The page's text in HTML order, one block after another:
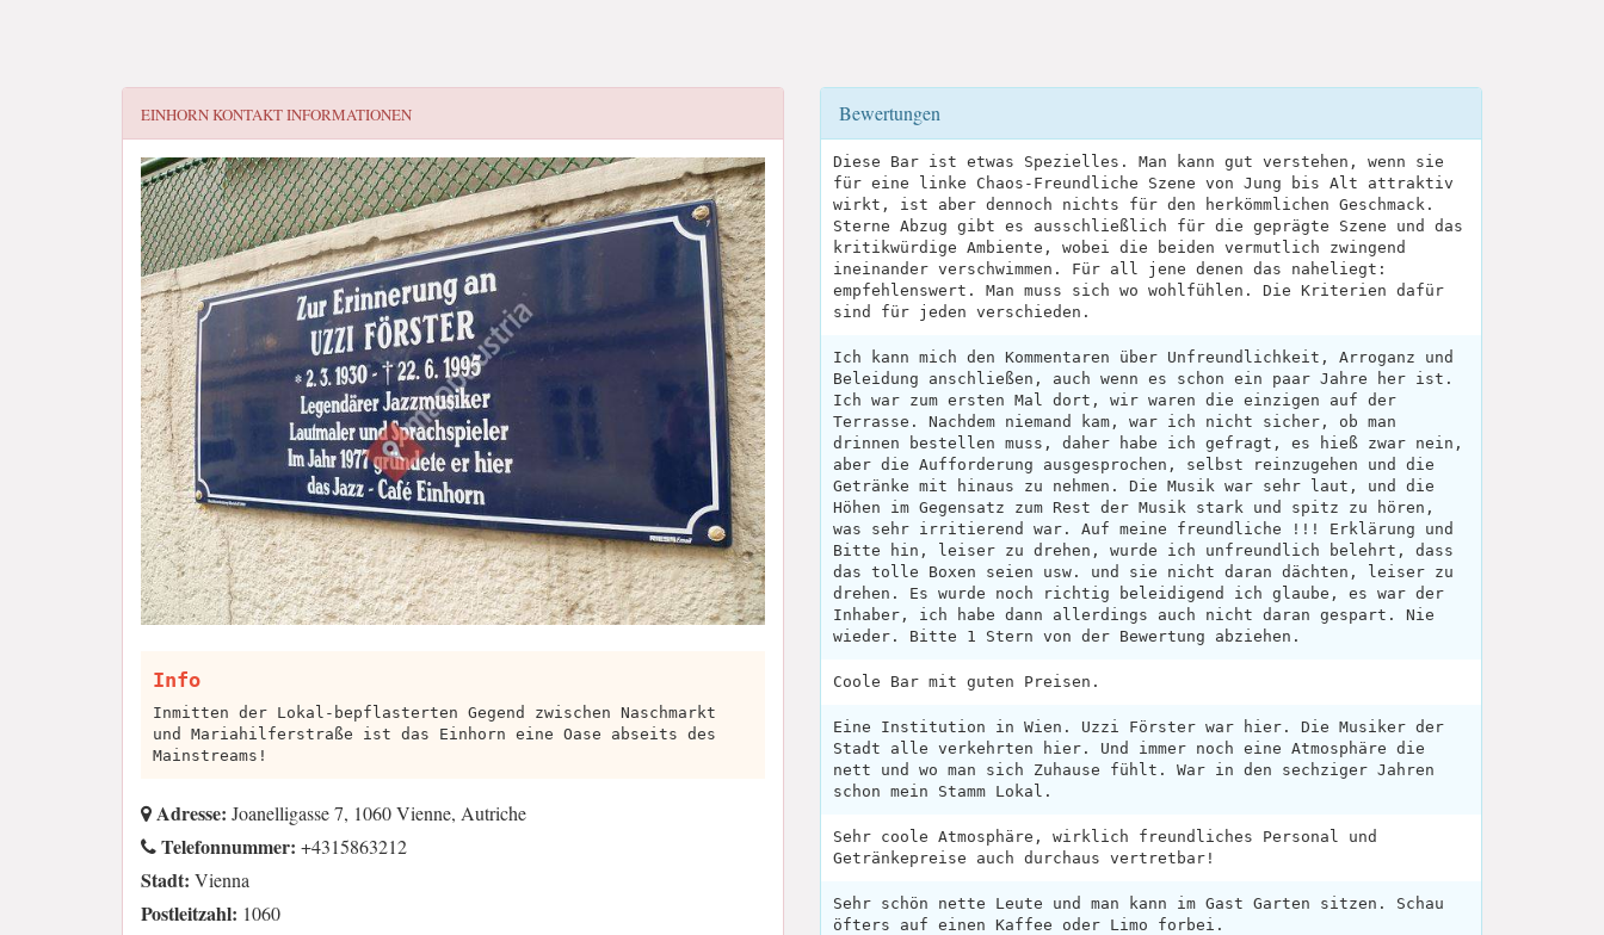
EINHORNKONTAKT INFORMATIONEN
Info
Inmitten der Lokal-bepflasterten Gegend zwischen Naschmarkt
und Mariahilferstraße ist das Einhorn eine Oase abseits des
Mainstreams!
Adresse: Joanelligasse 7, 1060 Vienne, Autriche
Telefonnummer: +4315863212
Stadt: Vienna
Postleitzahl: 1060
Bewertungen
Diese Bar ist etwas Spezielles. Man kann gut verstehen, wenn sie
für eine linke Chaos-Freundliche Szene von Jung bis Alt attraktiv
wirkt, ist aber dennoch nichts für den herkömmlichen Geschmack.
Sterne Abzug gibt es ausschließlich für die geprägte Szene und das
kritikwürdige Ambiente, wobei die beiden vermutlich zwingend
ineinander verschwimmen. Für all jene denen das naheliegt:
empfehlenswert. Man muss sich wo wohlfühlen. Die Kriterien dafür
sind für jeden verschieden.
Ich kann mich den Kommentaren über Unfreundlichkeit, Arroganz und
Beleidung anschließen, auch wenn es schon ein paar Jahre her ist.
Ich war zum ersten Mal dort, wir waren die einzigen auf der
Terrasse. Nachdem niemand kam, war ich nicht sicher, ob man
drinnen bestellen muss, daher habe ich gefragt, es hieß zwar nein,
aber die Aufforderung ausgesprochen, selbst reinzugehen und die
Getränke mit hinaus zu nehmen. Die Musik war sehr laut, und die
Höhen im Gegensatz zum Rest der Musik stark und spitz zu hören,
was sehr irritierend war. Auf meine freundliche !!! Erklärung und
Bitte hin, leiser zu drehen, wurde ich unfreundlich belehrt, dass
das tolle Boxen seien usw. und sie nicht daran dächten, leiser zu
drehen. Es wurde noch richtig beleidigend ich glaube, es war der
Inhaber, ich habe dann allerdings auch nicht daran gespart. Nie
wieder. Bitte 1 Stern von der Bewertung abziehen.
Coole Bar mit guten Preisen.
Eine Institution in Wien. Uzzi Förster war hier. Die Musiker der
Stadt alle verkehrten hier. Und immer noch eine Atmosphäre die
nett und wo man sich Zuhause fühlt. War in den sechziger Jahren
schon mein Stamm Lokal.
Sehr coole Atmosphäre, wirklich freundliches Personal und
Getränkepreise auch durchaus vertretbar!
Sehr schön nette Leute und man kann im Gast Garten sitzen. Schau
öfters auf einen Kaffee oder Limo forbei.